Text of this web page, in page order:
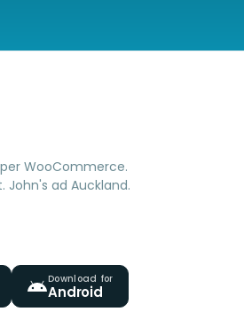
WooCommerce.
John's ad Auckland.
Download for
Android